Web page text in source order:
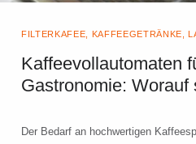
FILTERKAFEE KAFFEEGETRÄNKE
Kaffeevollautomaten
Gastronomie:
Der Bedarf an hochwertigen